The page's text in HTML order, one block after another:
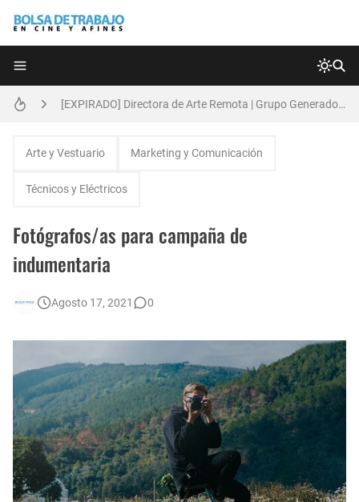
[EXPIRADO] Directora de Arte Remota | Grupo Generadores | Bolsa de Trabajo en Cine y Afines
🌎 Video Editor Ads - Naked & Thriving (Remoto)
EXPIRADO: Creative Director en BLOODY (Madrid, España) - Referencia Salarial
Arte y Vestuario Marketing y Comunicación
Técnicos y Eléctricos
Fotógrafos/as para campaña de
indumentaria
Agosto 17, 2021 0